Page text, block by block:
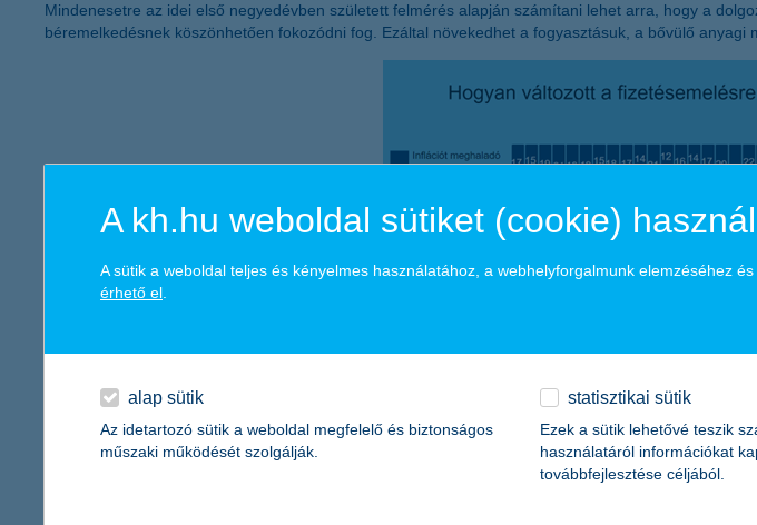
Mindenesetre az idei első negyedévben született felmérés alapján számítani lehet arra, hogy a
béremelkedésnek köszönhetően fokozódni fog. Ezáltal növekedhet a fogyasztásuk, a bővülő
Némiképp árnyalja az összképet, hogy a dolgozó fiataloknak több mint az ötöde - 22 százaléka - a
jelenlegi nettó keresete. A pesszimisták 4 százalékos aránya azonban lényegében marginálisnak
A kh.hu weboldal sütiket (cookie)
A sütik a weboldal teljes és kényelmes használatához, a webhelyforgalmunk elemzéséhez
érhető el
alap sütik
Az idetartozó sütik a weboldal megfelelő és biztonságos
műszaki működését szolgálják.
statisztikai sütik
Ezek a sütik lehetővé teszik
használatáról információkat
továbbfejlesztése céljából.